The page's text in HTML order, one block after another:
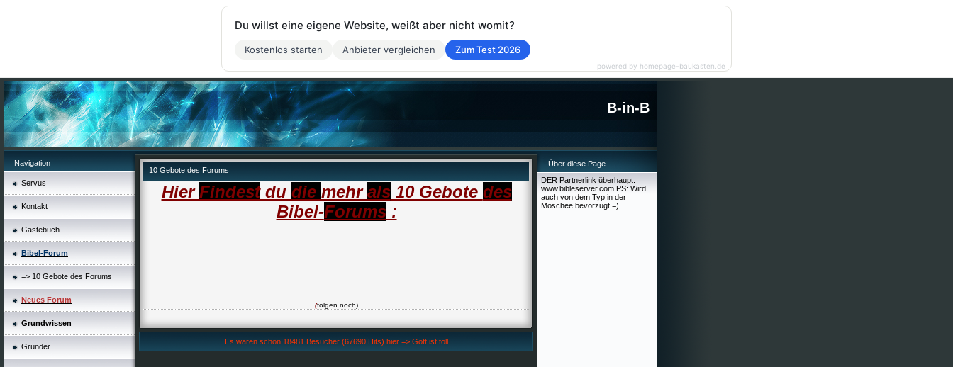
B-in-B
Navigation
Servus
Kontakt
Gästebuch
Bibel-Forum
=> 10 Gebote des Forums
Neues Forum
Grundwissen
Gründer
10 Gebote des Forums
HierFindestdu die mehrals10 Gebote des
Bibel-Forums:
(folgen noch)
Es waren schon 18481 Besucher (67690 Hits) hier => Gott ist toll
Über diese Page
DER Partnerlink überhaupt:
www.bibleserver.com PS: Wird
auch von dem Typ in der
Moschee bevorzugt =)
Du willst eine eigene Website, weißt aber nicht womit?
Kostenlos starten Anbieter vergleichen Zum Test 2026
powered by homepage-baukasten.de